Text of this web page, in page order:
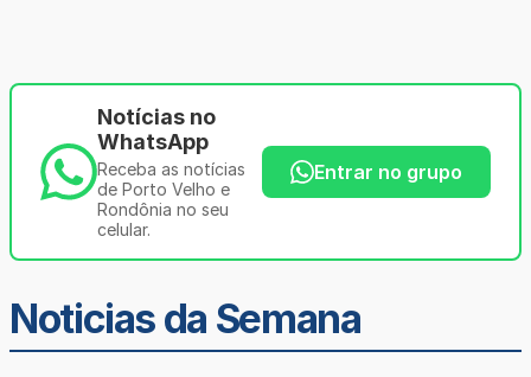
Notícias no
WhatsApp
Receba as notícias
de Porto Velho e
Rondônia no seu
celular.
Entrar no grupo
Noticias da Semana